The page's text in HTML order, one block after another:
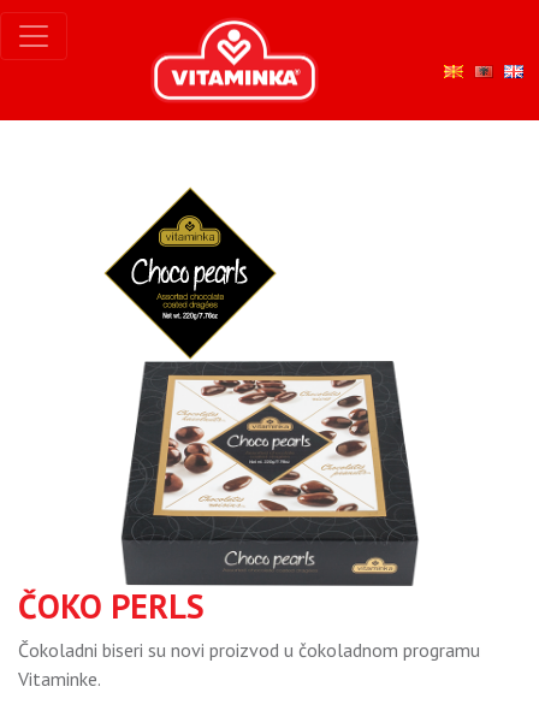
ČOKO PERLS
Čokoladni biseri su novi proizvod u čokoladnom programu
Vitaminke.